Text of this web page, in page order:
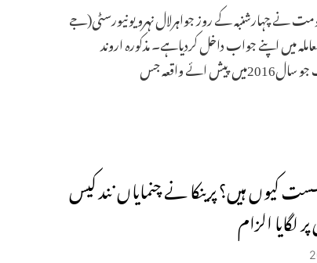
نے چہارشنبہ کے روز جواہرلال نہرو یونیورسٹی(جے
میں اپنے جواب داخل کردیاہے۔ مذکورہ اروند
ائے واقعہ جس
کیوں ہیں؟ پرینکا نے چنمایاں نند کیس
لگایا الزام